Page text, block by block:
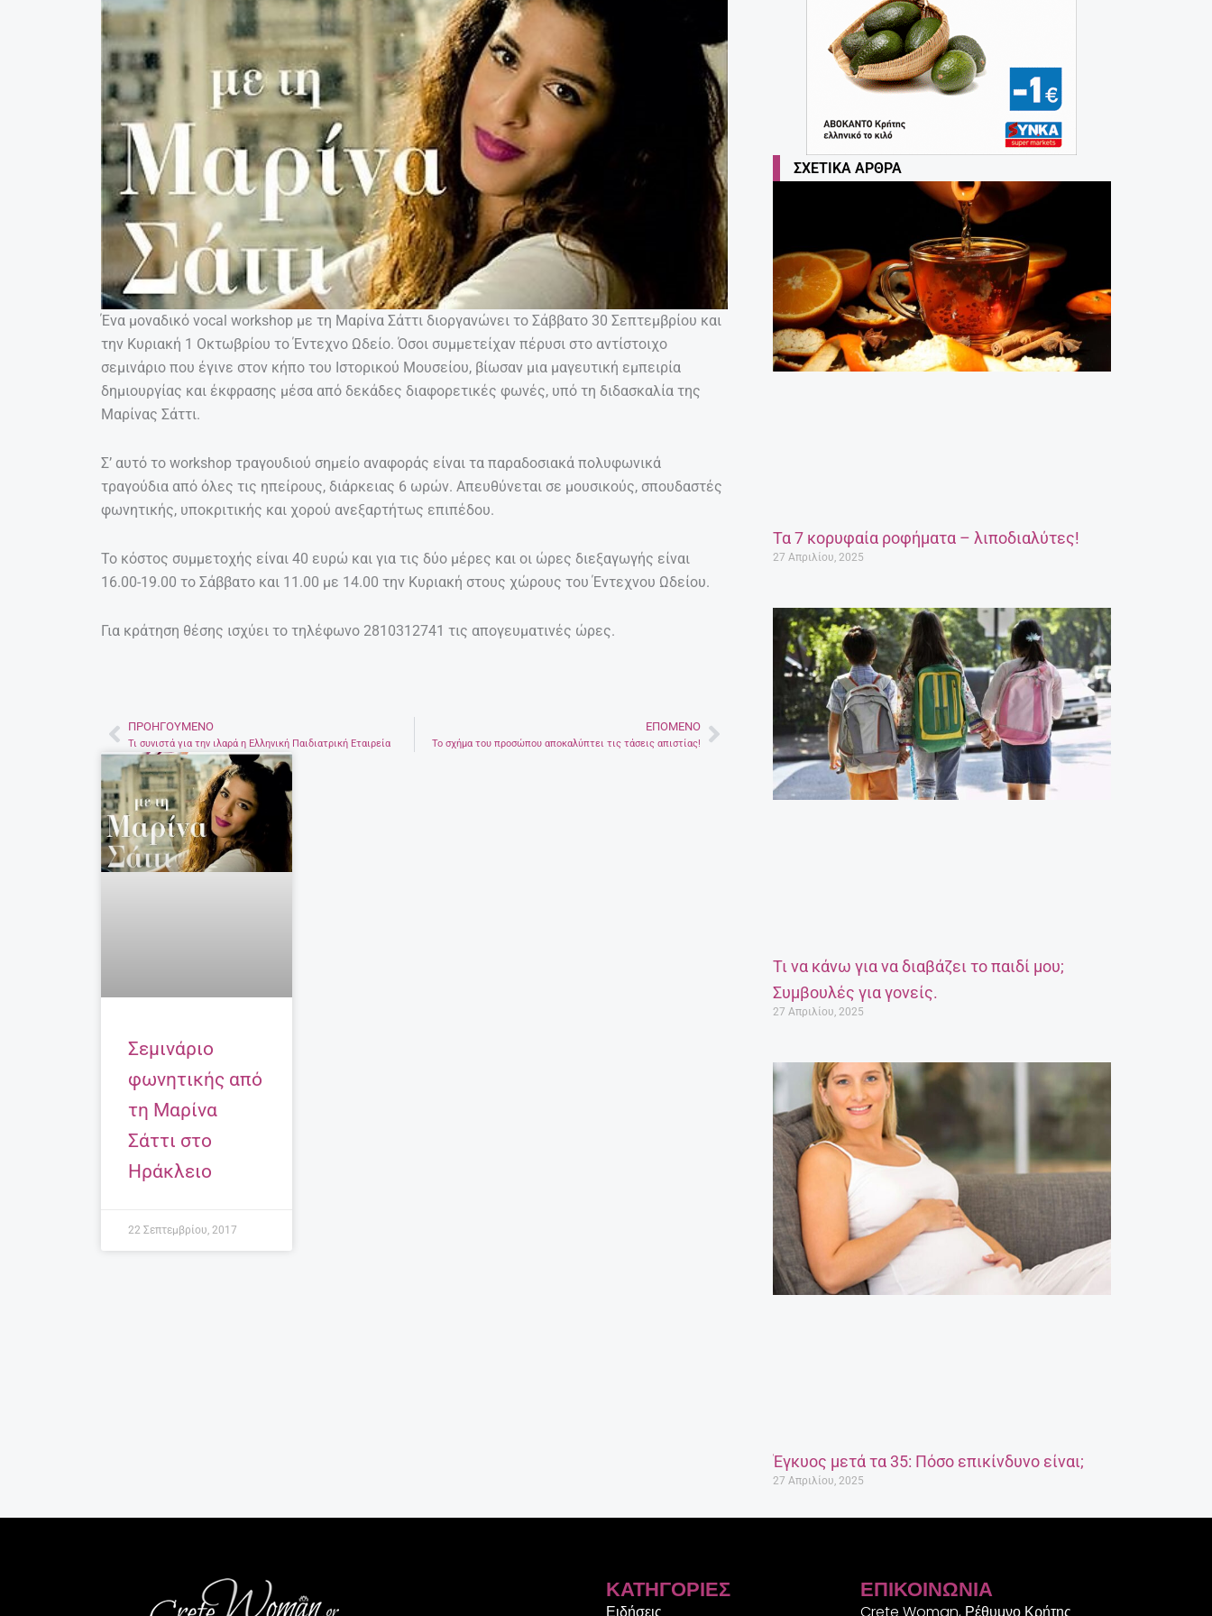
Ένα μοναδικό vocal workshop με τη Μαρίνα Σάττι διοργανώνει το Σάββατο 30 Σεπτεμβρίου και
την Κυριακή 1 Οκτωβρίου το Έντεχνο Ωδείο. Όσοι συμμετείχαν πέρυσι στο αντίστοιχο
σεμινάριο που έγινε στον κήπο του Ιστορικού Μουσείου, βίωσαν μια μαγευτική εμπειρία
δημιουργίας και έκφρασης μέσα από δεκάδες διαφορετικές φωνές, υπό τη διδασκαλία της
Μαρίνας Σάττι.
Σ’ αυτό το workshop τραγουδιού σημείο αναφοράς είναι τα παραδοσιακά πολυφωνικά
τραγούδια από όλες τις ηπείρους, διάρκειας 6 ωρών. Απευθύνεται σε μουσικούς, σπουδαστές
φωνητικής, υποκριτικής και χορού ανεξαρτήτως επιπέδου.
Το κόστος συμμετοχής είναι 40 ευρώ και για τις δύο μέρες και οι ώρες διεξαγωγής είναι
16.00-19.00 το Σάββατο και 11.00 με 14.00 την Κυριακή στους χώρους του Έντεχνου Ωδείου.
Για κράτηση θέσης ισχύει το τηλέφωνο 2810312741 τις απογευματινές ώρες.
Prev
ΠΡΟΗΓΟΎΜΕΝΟ
Τι συνιστά για την ιλαρά η Ελληνική Παιδιατρική Εταιρεία
ΕΠΌΜΕΝΟ
Το σχήμα του προσώπου αποκαλύπτει τις τάσεις απιστίας!Next
Σεμινάριο
φωνητικής από
τη Μαρίνα
Σάττι στο
Ηράκλειο
22 Σεπτεμβρίου, 2017
ΣΧΕΤΙΚΆ ΆΡΘΡΑ
Τα 7 κορυφαία ροφήματα – λιποδιαλύτες!
27 Απριλίου, 2025
Τι να κάνω για να διαβάζει το παιδί μου;
Συμβουλές για γονείς.
27 Απριλίου, 2025
Έγκυος μετά τα 35: Πόσο επικίνδυνο είναι;
27 Απριλίου, 2025
ΚΑΤΗΓΟΡΊΕΣ ΕΠΙΚΟΙΝΩΝΊΑ